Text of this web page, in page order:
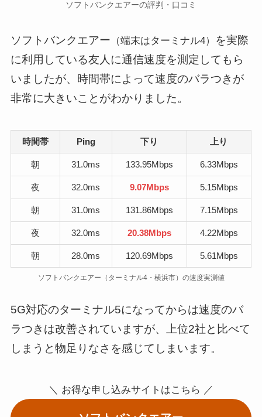
ソフトバンクエアーの評判・口コミ
ソフトバンクエアー （端末はターミナル4）
を実際
に利用している友人に通信速度を測定してもら
いましたが、時間帯によって速度のバラつきが
非常に大きいことがわかりました。
時間帯 Ping 下り 上り
朝 31.0ms 133.95Mbps 6.33Mbps
夜 32.0ms 9.07Mbps 5.15Mbps
朝 31.0ms 131.86Mbps 7.15Mbps
夜 32.0ms 20.38Mbps 4.22Mbps
朝 28.0ms 120.69Mbps 5.61Mbps
ソフトバンクエアー（ターミナル4・横浜市）の速度実測値
5G対応のターミナル5になってからは速度のバ
ラつきは改善されていますが、上位2社と比べて
しまうと物足りなさを感じてしまいます。
＼ お得な申し込みサイトはこちら ／